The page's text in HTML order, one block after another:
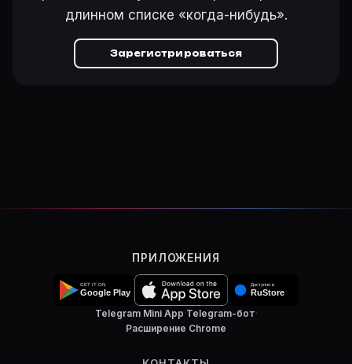
длинном списке «когда-нибудь».
Зарегистрироваться
ПРИЛОЖЕНИЯ
Telegram Mini App·Telegram-бот·
Расширение Chrome